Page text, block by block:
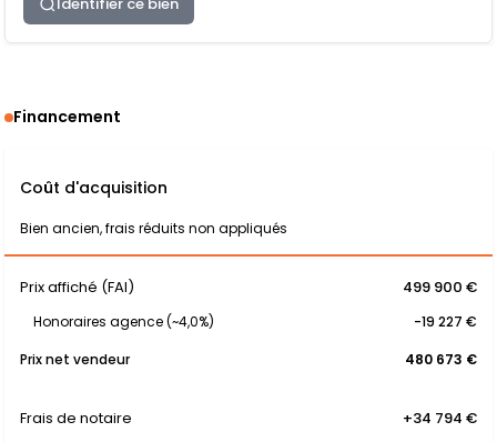
Financement
Coût d'acquisition
Bien ancien, frais réduits non appliqués
Prix affiché (FAI) 499 900 €
Honoraires agence (~4,0%)
-19 227 €
Prix net vendeur
480 673 €
Frais de notaire +34 794 €